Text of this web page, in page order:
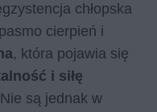
chłopska
cierpień i
, która pojawia się
i siłę
są jednak w